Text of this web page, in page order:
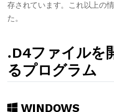
存されています。これ以上の
た。
.D4ファイルを
るプログラム
WINDOWS